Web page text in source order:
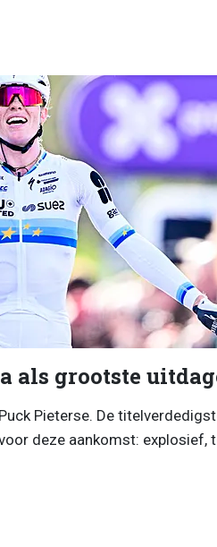
als grootste
Pieterse. De
deze aankomst: explosief,